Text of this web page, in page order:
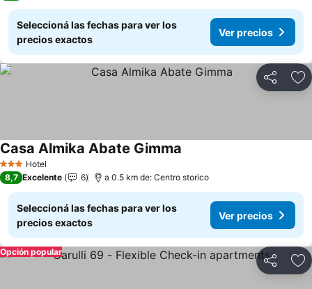
Seleccioná las fechas para ver los
precios exactos
Ver precios
Compartir
3 Estrellas
Hotel
Casa Almika Abate Gimma
8,7 Excelente 6 a 0.5 km de: Centro storico
Seleccioná las fechas para ver los
precios exactos
Ver precios
Compartir
Opción popular